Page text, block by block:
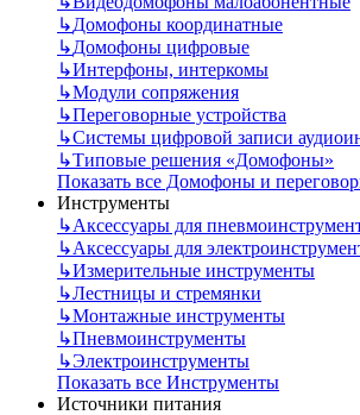
↳Домофоны координатные
↳Домофоны цифровые
↳Интерфоны, интеркомы
↳Модули сопряжения
↳Переговорные устройства
↳Системы цифровой записи
↳Типовые решения «Домофоны»
Показать все Домофоны и
Инструменты
↳Аксессуары для
↳Аксессуары для
↳Измерительные инструменты
↳Лестницы и стремянки
↳Монтажные инструменты
↳Пневмоинструменты
↳Электроинструменты
Показать все Инструменты
Источники питания